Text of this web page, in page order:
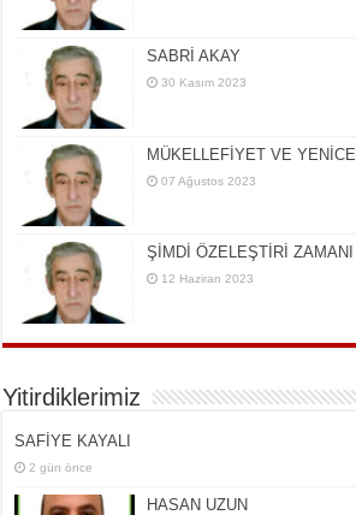
SABRİ AKAY
30 Kasım 2023
MÜKELLEFİYET VE YENİCE
07 Ağustos 2023
ŞİMDİ ÖZELEŞTİRİ ZAMANI
12 Haziran 2023
Yitirdiklerimiz
SAFİYE KAYALI
2 gün önce
HASAN UZUN